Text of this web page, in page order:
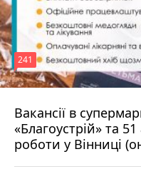
Вакансії в
«Благоустрій» та
роботи у Вінниці
241
4 серпня 2026 р.